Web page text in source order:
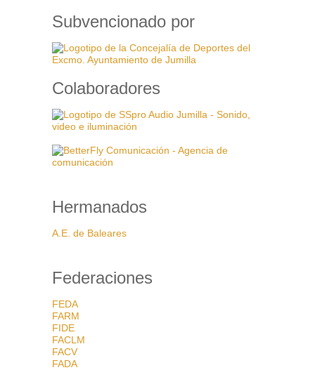
Subvencionado por
Colaboradores
Hermanados
A.E. de Baleares
Federaciones
FEDA
FARM
FIDE
FACLM
FACV
FADA